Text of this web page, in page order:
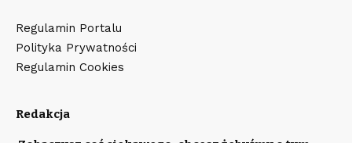
Regulamin Portalu
Polityka Prywatności
Regulamin Cookies
Redakcja